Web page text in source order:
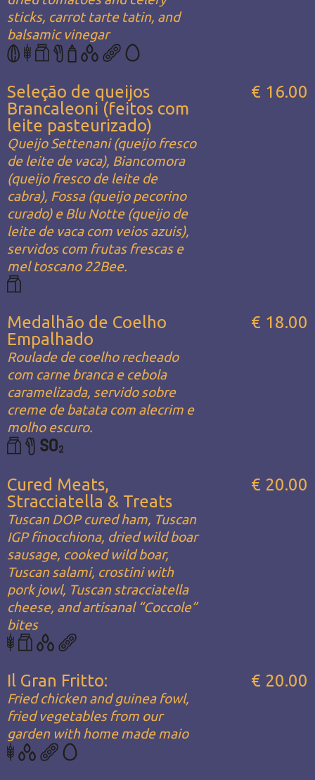
sticks, carrot tarte tatin, and
balsamic vinegar
Seleção de queijos
Brancaleoni (feitos com
leite pasteurizado)
Queijo Settenani (queijo fresco
de leite de vaca), Biancomora
(queijo fresco de leite de
cabra), Fossa (queijo pecorino
curado) e Blu Notte (queijo de
leite de vaca com veios azuis),
servidos com frutas frescas e
mel toscano 22Bee.
€ 16.00
Medalhão de Coelho
Empalhado
Roulade de coelho recheado
com carne branca e cebola
caramelizada, servido sobre
creme de batata com alecrim e
molho escuro.
€ 18.00
Cured Meats,
Stracciatella & Treats
Tuscan DOP cured ham, Tuscan
IGP finocchiona, dried wild boar
sausage, cooked wild boar,
Tuscan salami, crostini with
pork jowl, Tuscan stracciatella
cheese, and artisanal “Coccole”
bites
€ 20.00
Il Gran Fritto:
Fried chicken and guinea fowl,
fried vegetables from our
garden with home made maio
€ 20.00